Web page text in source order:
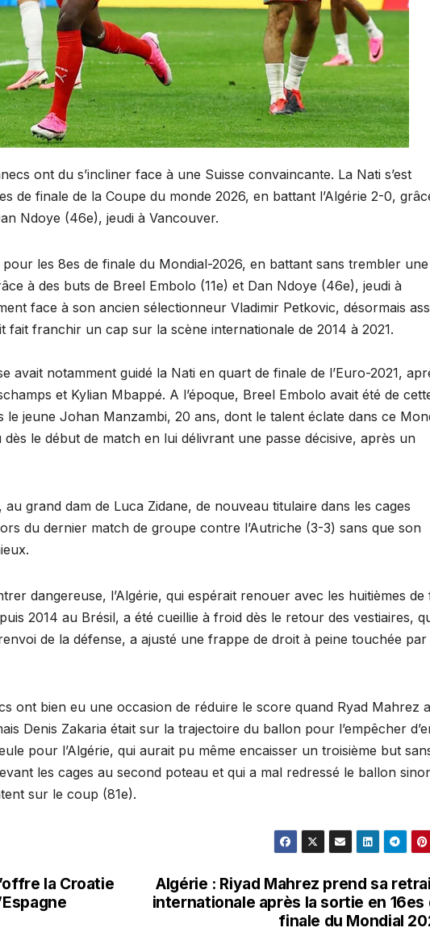
ont du s’incliner face à une Suisse convaincante. La Nati s’est
de finale de la Coupe du monde 2026, en battant l’Algérie 2-0,
Ndoye (46e), jeudi à Vancouver.
pour les 8es de finale du Mondial-2026, en battant sans trembler une
à des buts de Breel Embolo (11e) et Dan Ndoye (46e), jeudi à
face à son ancien sélectionneur Vladimir Petkovic, désormais
fait franchir un cap sur la scène internationale de 2014 à 2021.
avait notamment guidé la Nati en quart de finale de l’Euro-2021,
et Kylian Mbappé. A l’époque, Breel Embolo avait été de
jeune Johan Manzambi, 20 ans, dont le talent éclate dans ce
le début de match en lui délivrant une passe décisive, après un
grand dam de Luca Zidane, de nouveau titulaire dans les cages
du dernier match de groupe contre l’Autriche (3-3) sans que son
dangereuse, l’Algérie, qui espérait renouer avec les huitièmes de
2014 au Brésil, a été cueillie à froid dès le retour des vestiaires,
de la défense, a ajusté une frappe de droit à peine touchée par
ont bien eu une occasion de réduire le score quand Ryad Mahrez a
Denis Zakaria était sur la trajectoire du ballon pour l’empêcher
pour l’Algérie, qui aurait pu même encaisser un troisième but
les cages au second poteau et qui a mal redressé le ballon
sur le coup (81e).
Algérie : Riyad Mahrez prend sa
internationale après la sortie en 16es
finale du Mondial
la Croatie